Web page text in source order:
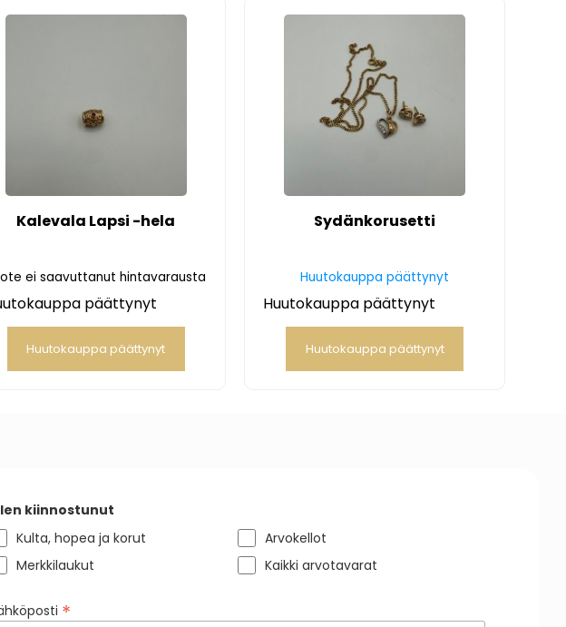
Kalevala Lapsi -hela
ei saavuttanut hintavarausta
päättynyt
Huutokauppa päättynyt
Sydänkorusetti
Huutokauppa päättynyt
Huutokauppa päättynyt
Huutokauppa päättynyt
kiinnostunut
Kulta, hopea ja korut
Arvokellot
Merkkilaukut
Kaikki arvotavarat
*